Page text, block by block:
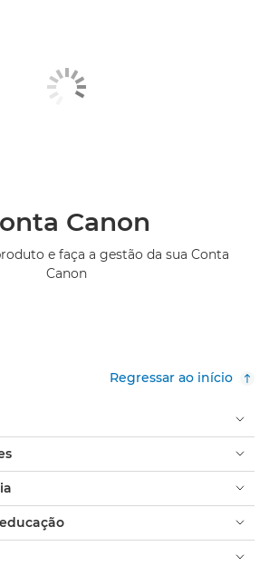
Canon
e faça a gestão da sua Conta
Canon
Regressar ao início